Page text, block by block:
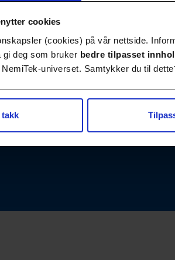
cookies
(cookies) på vår nettside.
gi deg som bruker bedre tilpasset
NemiTek-universet. Samtykker du til
takk
Publikasjoner